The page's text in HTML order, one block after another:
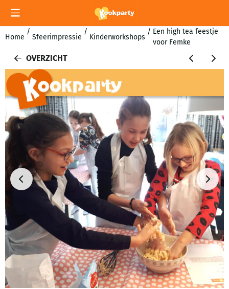
Cookievoorkeuren zijn momenteel gesloten.
Home
/
Sfeerimpressie
/
Kinderworkshops
/ Een high tea feestje
voor Femke
OVERZICHT